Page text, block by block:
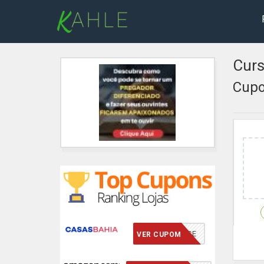
VCMERECE
VER CUPOM